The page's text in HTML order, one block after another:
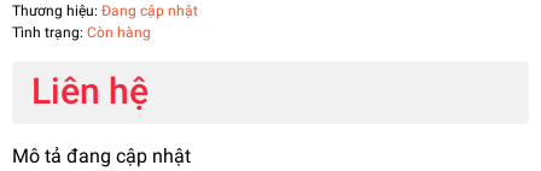
Thương hiệu: Đang cập nhật
Tình trạng: Còn hàng
Liên hệ
Mô tả đang cập nhật